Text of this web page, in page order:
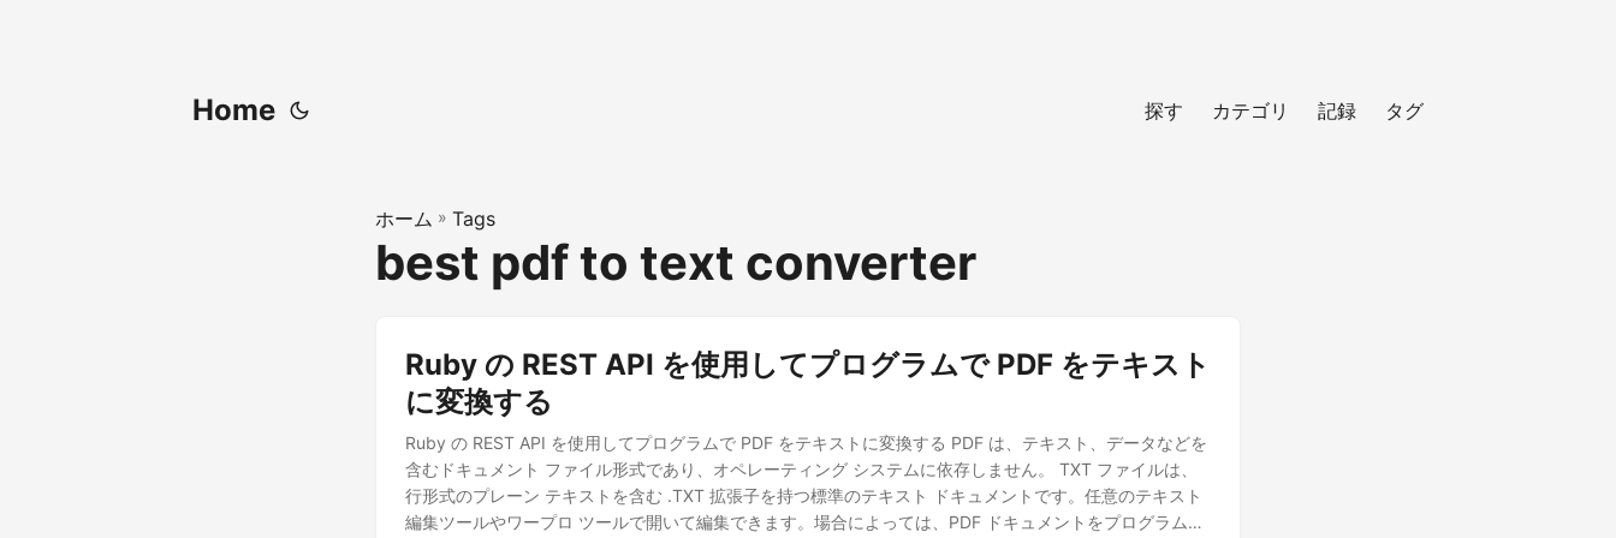
Home 探す カテゴリ 記録 タグ
ホーム » Tags
best pdf to text converter
Ruby の REST API を使用してプログラムで PDF をテキスト
に変換する
Ruby の REST API を使用してプログラムで PDF をテキストに変換する PDF は、テキスト、データなどを
含むドキュメント ファイル形式であり、オペレーティング システムに依存しません。 TXT ファイルは、
行形式のプレーン テキストを含む .TXT 拡張子を持つ標準のテキスト ドキュメントです。任意のテキスト
編集ツールやワープロ ツールで開いて編集できます。場合によっては、PDF ドキュメントをプログラムで